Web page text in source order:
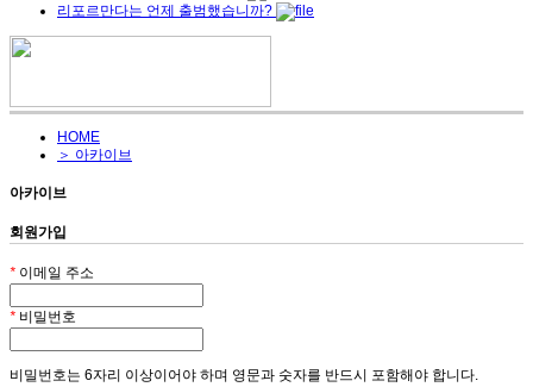
리포르만다는 언제 출범했습니까?
HOME
＞ 아카이브
아카이브
회원가입
* 이메일 주소
* 비밀번호
비밀번호는 6자리 이상이어야 하며 영문과 숫자를 반드시 포함해야 합니다.